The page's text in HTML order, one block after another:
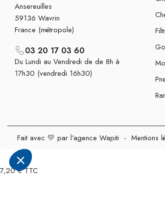
Ansereuilles
59136 Wavrin
France (métropole)
03 20 17 03 60
Du Lundi au Vendredi de de 8h à
17h30 (vendredi 16h30)
Fait avec 💛 par l’agence Wapiti - Mentions
7,20 € TTC